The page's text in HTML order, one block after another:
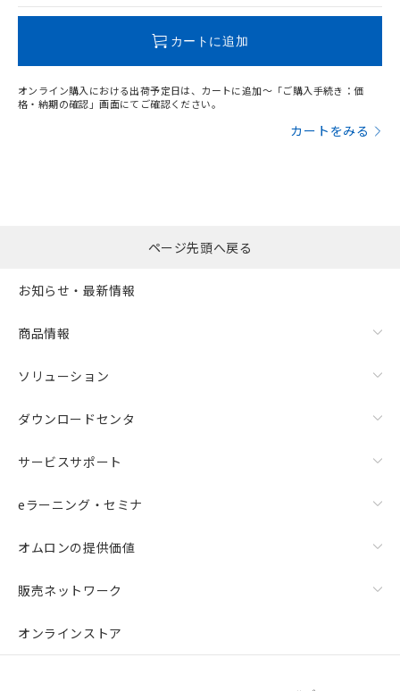
カートに追加
オンライン購入における出荷予定日は、カートに追加～「ご購入手続き：価
格・納期の確認」画面にてご確認ください。
カートをみる
ページ先頭へ戻る
お知らせ・最新情報
商品情報
ソリューション
ダウンロードセンタ
サービスサポート
eラーニング・セミナ
オムロンの提供価値
販売ネットワーク
オンラインストア